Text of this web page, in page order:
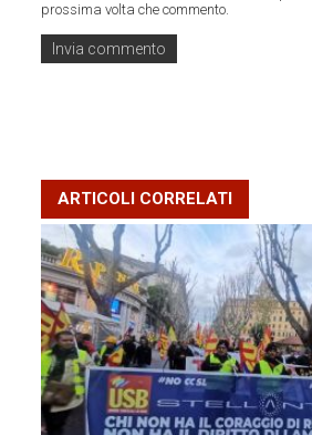
prossima volta che commento.
ARTICOLI CORRELATI